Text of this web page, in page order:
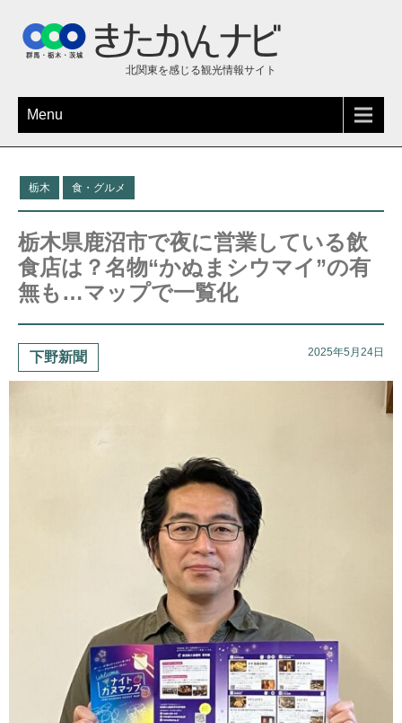
北関東を感じる観光情報サイト
Menu
栃木 食・グルメ
栃木県鹿沼市で夜に営業している飲
食店は？名物“かぬまシウマイ”の有
無も…マップで一覧化
下野新聞 2025年5月24日